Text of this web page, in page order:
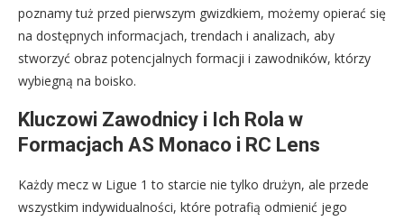
poznamy tuż przed pierwszym gwizdkiem, możemy opierać się
na dostępnych informacjach, trendach i analizach, aby
stworzyć obraz potencjalnych formacji i zawodników, którzy
wybiegną na boisko.
Kluczowi Zawodnicy i Ich Rola w
Formacjach AS Monaco i RC Lens
Każdy mecz w Ligue 1 to starcie nie tylko drużyn, ale przede
wszystkim indywidualności, które potrafią odmienić jego